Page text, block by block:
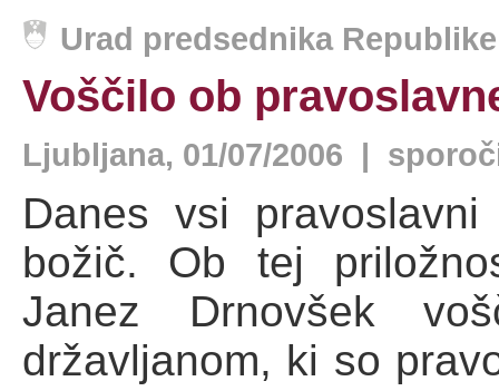
Urad predsednika
Voščilo ob
Ljubljana, 01/07/2006 |
Danes vsi
božič. Ob tej
Janez Drnovšek
državljanom, ki so